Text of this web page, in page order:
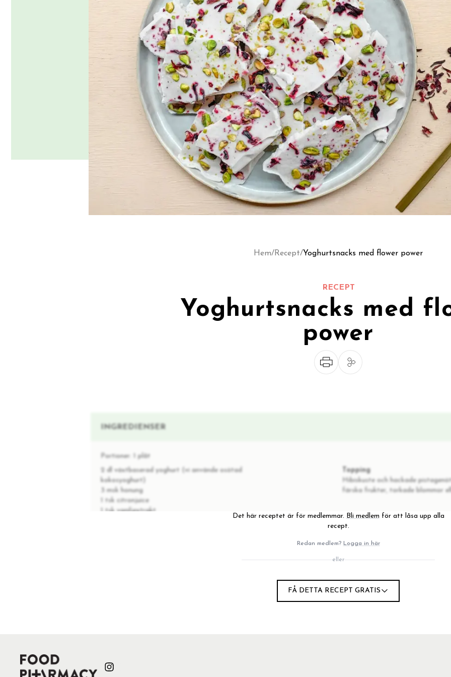
Hem/Recept/Yoghurtsnacks med flower power
RECEPT
Yoghurtsnacks med
power
INGREDIENSER
Portioner:
1 plåt
2 dl växtbaserad yoghurt (vi använde osötad
kokosyoghurt)
3 msk honung
1 tsk citronjuice
1 tsk vaniljextrakt
Topping
Hibiskuste och hackade
färska frukter, torkade blommor
Rör ihop yoghurten, honungen, citronen och vaniljen i en skål.
Det här receptet är för medlemmar. Bli medlem för att låsa upp alla
recept.
Redan medlem? Logga in här
eller
FÅ DETTA RECEPT GRATIS